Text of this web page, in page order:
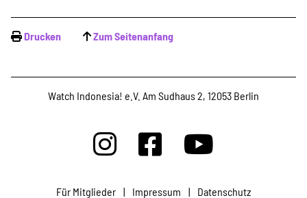
Drucken Zum Seitenanfang
Watch Indonesia! e.V. Am Sudhaus 2, 12053 Berlin
Für Mitglieder | Impressum | Datenschutz